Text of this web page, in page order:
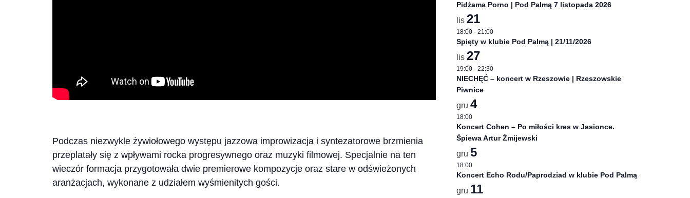
Podczas niezwykle żywiołowego występu jazzowa improwizacja i syntezatorowe brzmienia
przeplatały się z wpływami rocka progresywnego oraz muzyki filmowej. Specjalnie na ten
wieczór formacja przygotowała dwie premierowe kompozycje oraz stare w odświeżonych
aranżacjach, wykonane z udziałem wyśmienitych gości.
Pidżama Porno | Pod Palmą 7 listopada 2026
lis 21
18:00- 21:00
Spięty w klubie Pod Palmą | 21/11/2026
lis 27
19:00- 22:30
NIECHĘĆ – koncert w Rzeszowie | Rzeszowskie
Piwnice
gru 4
18:00
Koncert Cohen – Po miłości kres w Jasionce.
Śpiewa Artur Żmijewski
gru 5
18:00
Koncert Echo Rodu/Paprodziad w klubie Pod Palmą
gru 11